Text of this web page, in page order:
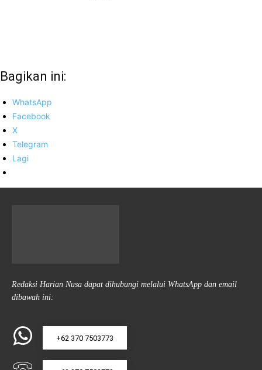
Bagikan ini:
WhatsApp
Facebook
X
Telegram
Lagi
Redaksi Harian Nusa dapat dihubungi melalui WhatsApp dan email
dibawah ini:
+62 370 7503773